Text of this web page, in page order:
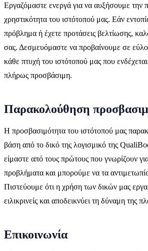
Εργαζόμαστε ενεργά για να αυξήσουμε την
χρηστικότητα του ιστότοπού μας. Εάν
πρόβλημα ή έχετε προτάσεις βελτίωσης,
σας. Δεσμευόμαστε να προβαίνουμε σε
κάθε πτυχή του ιστότοπού μας που
πλήρως προσβάσιμη.
Παρακολούθηση
Η προσβασιμότητα του ιστότοπού μας
βάση από το δικό της λογισμικό της
είμαστε από τους πρώτους που γνωρίζουν
προβλήματα και μπορούμε να τα
Πιστεύουμε ότι η χρήση των δικών μας
ειλικρινείς και αποδεικνύει τη δύναμη της
Επικοινωνία